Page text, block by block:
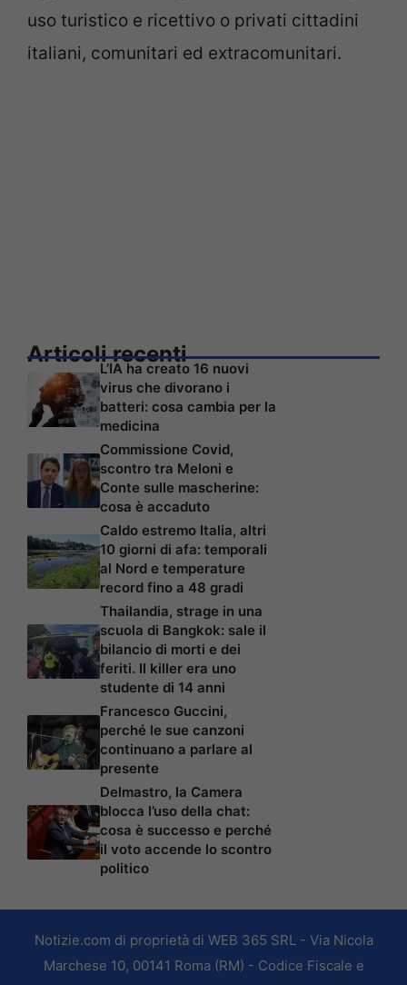
uso turistico e ricettivo o privati cittadini
italiani, comunitari ed extracomunitari.
Articoli recenti
L’IA ha creato 16 nuovi
virus che divorano i
batteri: cosa cambia per la
medicina
Commissione Covid,
scontro tra Meloni e
Conte sulle mascherine:
cosa è accaduto
Caldo estremo Italia, altri
10 giorni di afa: temporali
al Nord e temperature
record fino a 48 gradi
Thailandia, strage in una
scuola di Bangkok: sale il
bilancio di morti e dei
feriti. Il killer era uno
studente di 14 anni
Francesco Guccini,
perché le sue canzoni
continuano a parlare al
presente
Delmastro, la Camera
blocca l’uso della chat:
cosa è successo e perché
il voto accende lo scontro
politico
Notizie.com di proprietà di WEB 365 SRL - Via Nicola
Marchese 10, 00141 Roma (RM) - Codice Fiscale e